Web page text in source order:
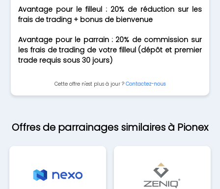
Avantage pour le filleul : 20% de réduction sur les
frais de trading + bonus de bienvenue
Avantage pour le parrain : 20% de commission sur
les frais de trading de votre filleul (dépôt et premier
trade requis sous 30 jours)
Cette offre n'est plus à jour ? Contactez-nous
Offres de parrainages similaires à Pionex